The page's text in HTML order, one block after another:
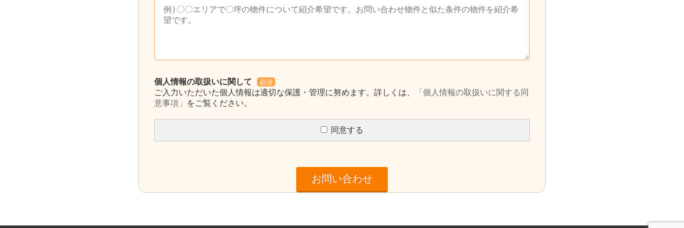
個人情報の取扱いに関して 必須
ご入力いただいた個人情報は適切な保護・管理に努めます。詳しくは、
「個人情報の取扱いに関する同
意事項」
をご覧ください。
同意する